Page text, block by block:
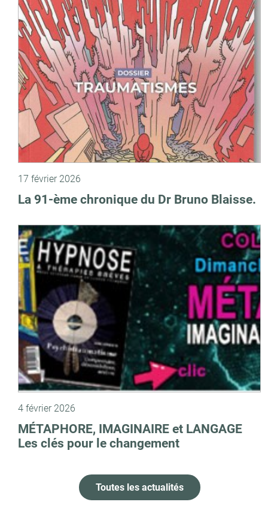
17 février 2026
La 91-ème chronique du Dr Bruno Blaisse.
4 février 2026
MÉTAPHORE, IMAGINAIRE et LANGAGE
Les clés pour le changement
Toutes les actualités